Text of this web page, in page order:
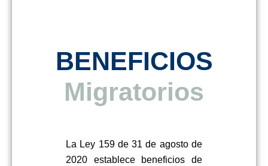
BENEFICIOS
Migratorios
Laborales
La Ley 159 de 31 de agosto de
2020 establece beneficios de